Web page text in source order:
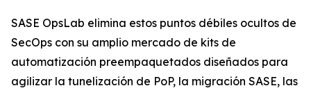
SASE OpsLab elimina estos puntos débiles ocultos de
SecOps con su amplio mercado de kits de
automatización preempaquetados diseñados para
agilizar la tunelización de PoP, la migración SASE, las